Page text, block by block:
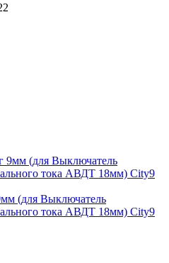
(для Выключатель
тока АВДТ 18мм) City9